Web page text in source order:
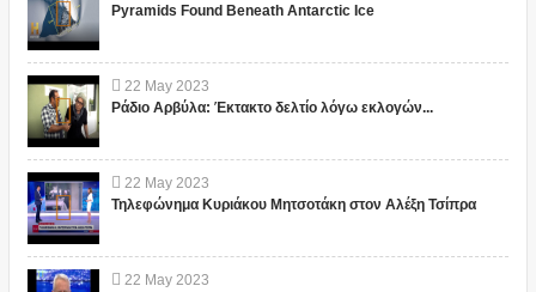
Pyramids Found Beneath Antarctic Ice
22 May 2023
Ράδιο Αρβύλα: Έκτακτο δελτίο λόγω εκλογών...
22 May 2023
Τηλεφώνημα Κυριάκου Μητσοτάκη στον Αλέξη Τσίπρα
22 May 2023